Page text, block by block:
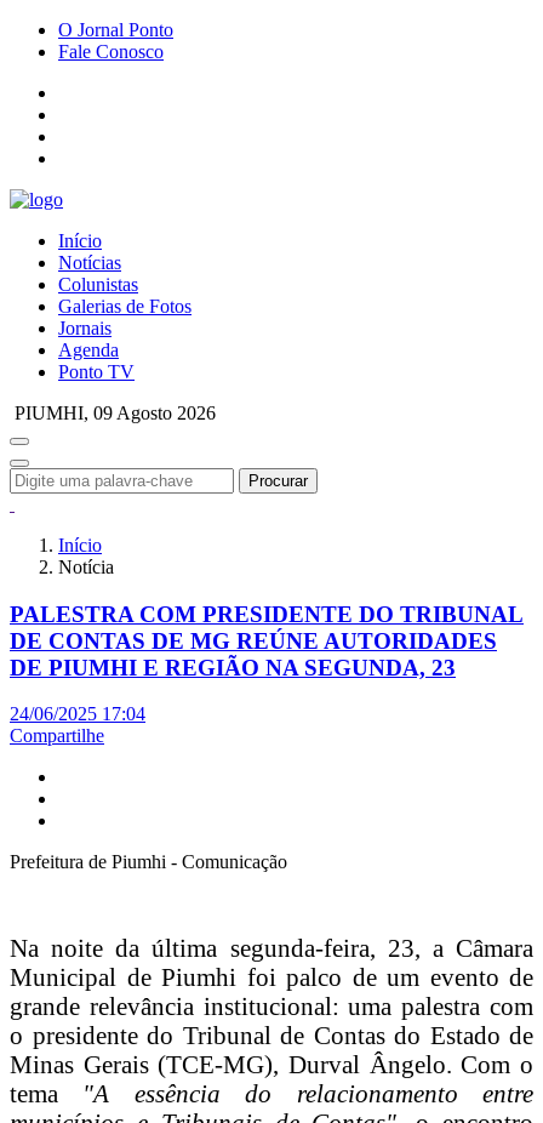
O Jornal Ponto
Fale Conosco
Início
Notícias
Colunistas
Galerias de Fotos
Jornais
Agenda
Ponto TV
PIUMHI, 09 Agosto 2026
Procurar
Início
Notícia
PALESTRA COM PRESIDENTE DO TRIBUNAL
DE CONTAS DE MG REÚNE AUTORIDADES
DE PIUMHI E REGIÃO NA SEGUNDA, 23
24/06/2025 17:04
Compartilhe
Prefeitura de Piumhi - Comunicação
Na noite da última segunda-feira, 23, a Câmara
Municipal de Piumhi foi palco de um evento de
grande relevância institucional: uma palestra com
o presidente do Tribunal de Contas do Estado de
Minas Gerais (TCE-MG), Durval Ângelo. Com o
tema "A essência do relacionamento entre